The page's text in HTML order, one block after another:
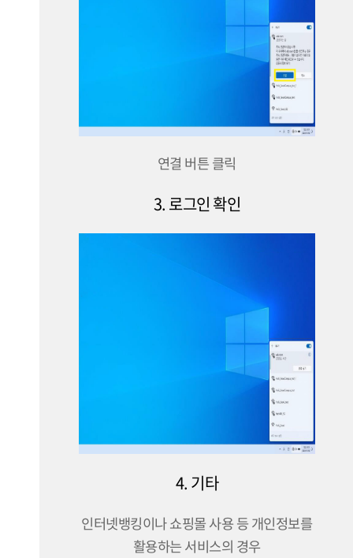
연결 버튼 클릭
3. 로그인 확인
4. 기타
인터넷뱅킹이나 쇼핑몰 사용 등 개인정보를
활용하는 서비스의 경우